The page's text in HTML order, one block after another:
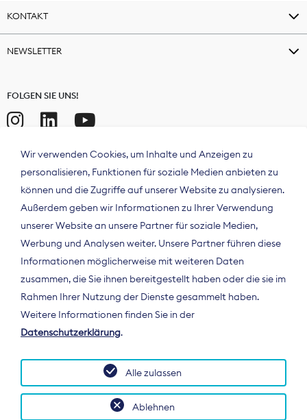
KONTAKT
NEWSLETTER
FOLGEN SIE UNS!
Der Bundesverband Digitalpublisher und
Zeitungsverleger (BDZV) vertritt als
Spitzenorganisation die Interessen der
Deutschland und auf EU-Ebene.
Wir verwenden Cookies, um Inhalte und Anzeigen zu
personalisieren, Funktionen für soziale Medien anbieten zu
können und die Zugriffe auf unserer Website zu analysieren.
Außerdem geben wir Informationen zu Ihrer Verwendung
unserer Website an unsere Partner für soziale Medien,
Werbung und Analysen weiter. Unsere Partner führen diese
Informationen möglicherweise mit weiteren Daten
zusammen, die Sie ihnen bereitgestellt haben oder die sie im
Rahmen Ihrer Nutzung der Dienste gesammelt haben.
Weitere Informationen finden Sie in der
Datenschutzerklärung.
Ablehnen
Alle zulassen